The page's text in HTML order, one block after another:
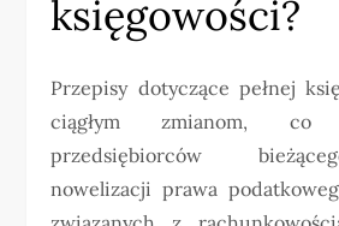
księgowości?
Przepisy dotyczące pełnej
ciągłym zmianom, co
przedsiębiorców
nowelizacji prawa